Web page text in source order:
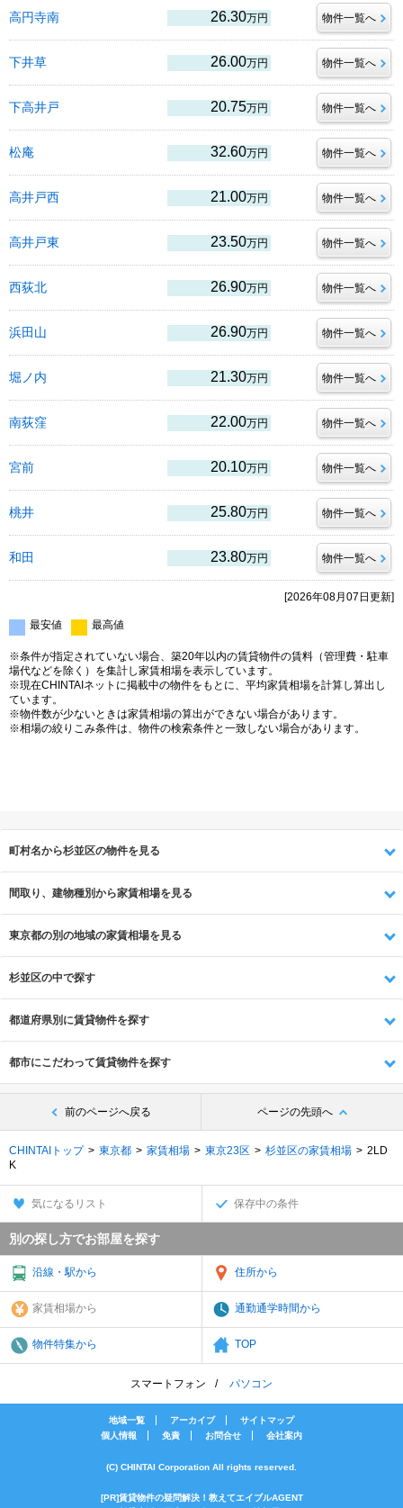
高円寺南 26.30万円 物件一覧へ
下井草 26.00万円 物件一覧へ
下高井戸 20.75万円 物件一覧へ
松庵 32.60万円 物件一覧へ
高井戸西 21.00万円 物件一覧へ
高井戸東 23.50万円 物件一覧へ
西荻北 26.90万円 物件一覧へ
浜田山 26.90万円 物件一覧へ
堀ノ内 21.30万円 物件一覧へ
南荻窪 22.00万円 物件一覧へ
宮前 20.10万円 物件一覧へ
桃井 25.80万円 物件一覧へ
和田 23.80万円 物件一覧へ
[2026年08月07日更新]
最安値 最高値
※条件が指定されていない場合、築20年以内の賃貸物件の賃料（管理費・駐車
場代などを除く）を集計し家賃相場を表示しています。
※現在CHINTAIネットに掲載中の物件をもとに、平均家賃相場を計算し算出し
ています。
※物件数が少ないときは家賃相場の算出ができない場合があります。
※相場の絞りこみ条件は、物件の検索条件と一致しない場合があります。
町村名から杉並区の物件を見る
間取り、建物種別から家賃相場を見る
東京都の別の地域の家賃相場を見る
杉並区の中で探す
都道府県別に賃貸物件を探す
都市にこだわって賃貸物件を探す
前のページへ戻る ページの先頭へ
CHINTAIトップ 東京都 家賃相場 東京23区 杉並区の家賃相場
2LD
K
気になるリスト 保存中の条件
別の探し方でお部屋を探す
沿線・駅から 住所から
家賃相場から 通勤通学時間から
物件特集から TOP
スマートフォン パソコン
地域一覧 アーカイブ
サイトマップ
個人情報
免責 お問合せ 会社案内
(C) CHINTAI Corporation All rights reserved.
[PR]賃貸物件の疑問解決！教えてエイブルAGENT